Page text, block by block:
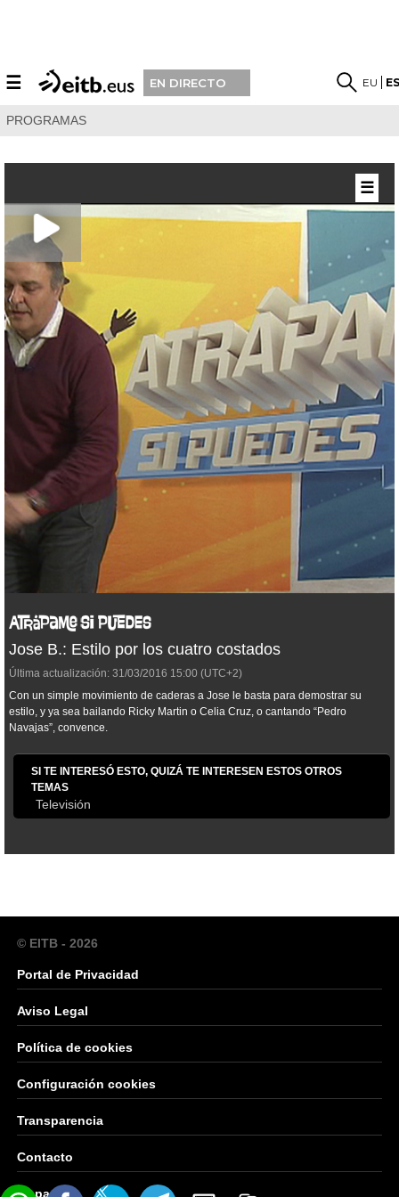
☰ EN DIRECTO EU
PROGRAMAS
Jose B.: Estilo por los cuatro costados
Última actualización: 31/03/2016 15:00 (UTC+2)
Con un simple movimiento de caderas a Jose le basta para demostrar su
estilo, y ya sea bailando Ricky Martin o Celia Cruz, o cantando “Pedro
Navajas”, convence.
SI TE INTERESÓ ESTO, QUIZÁ TE INTERESEN ESTOS OTROS
TEMAS
Televisión
☰
© EITB - 2026
Portal de Privacidad
Aviso Legal
Política de cookies
Configuración cookies
Transparencia
Contacto
Mapa Web